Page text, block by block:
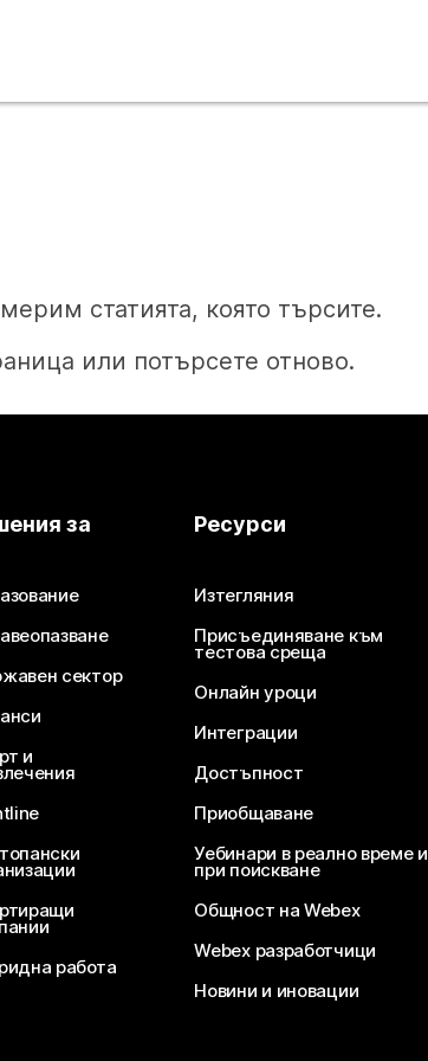
статията, която търсите.
или потърсете отново.
от отговор?
въпрос
за
сектор
и
работа
Ресурси
Изтегляния
Присъединяване към
тестова среща
Онлайн уроци
Интеграции
Достъпност
Приобщаване
Уебинари в реално време и
при поискване
Общност на Webex
Webex разработчици
Новини и иновации